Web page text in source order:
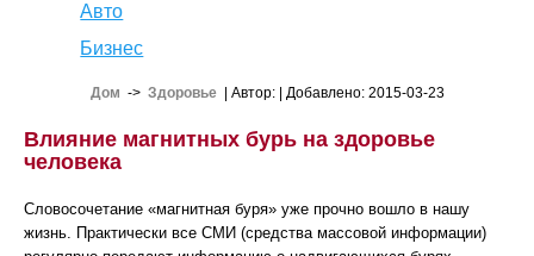
Авто
Бизнес
Дом -> Здоровье| Автор: | Добавлено: 2015-03-23
Влияние магнитных бурь на здоровье
человека
Словосочетание «магнитная буря» уже прочно вошло в нашу
жизнь. Практически все СМИ (средства массовой информации)